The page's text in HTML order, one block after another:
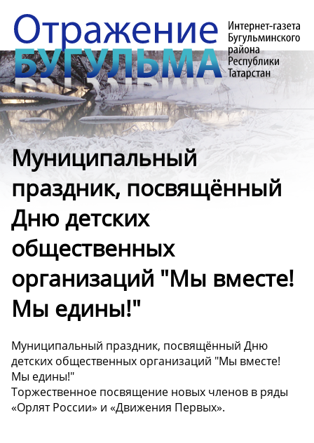
Муниципальный
праздник, посвящённый
Дню детских
общественных
организаций "Мы вместе!
Мы едины!"
Муниципальный праздник, посвящённый Дню
детских общественных организаций "Мы вместе!
Мы едины!"
Торжественное посвящение новых членов в ряды
«Орлят России» и «Движения Первых».